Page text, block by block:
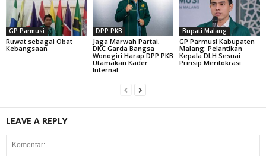
GP Parmusi
Ruwat sebagai Obat
Kebangsaan
DPP PKB
Jaga Marwah Partai,
DKC Garda Bangsa
Wonogiri Harap DPP PKB
Utamakan Kader
Internal
Bupati Malang
GP Parmusi Kabupaten
Malang: Pelantikan
Kepala DLH Sesuai
Prinsip Meritokrasi
LEAVE A REPLY